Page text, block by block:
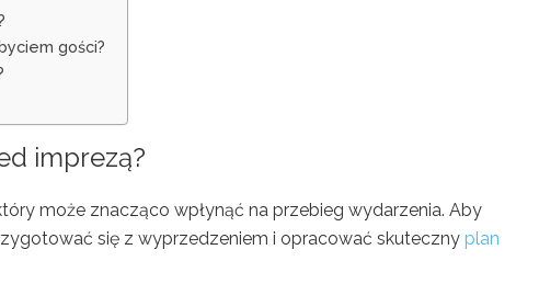
gości?
imprezą?
może znacząco wpłynąć na przebieg wydarzenia. Aby
się z wyprzedzeniem i opracować skuteczny plan